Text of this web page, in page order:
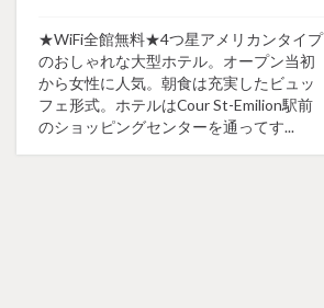
★WiFi全館無料★4つ星アメリカンタイプ
のおしゃれな大型ホテル。オープン当初
から女性に人気。朝食は充実したビュッ
フェ形式。ホテルはCour St-Emilion駅前
のショッピングセンターを通ってす...